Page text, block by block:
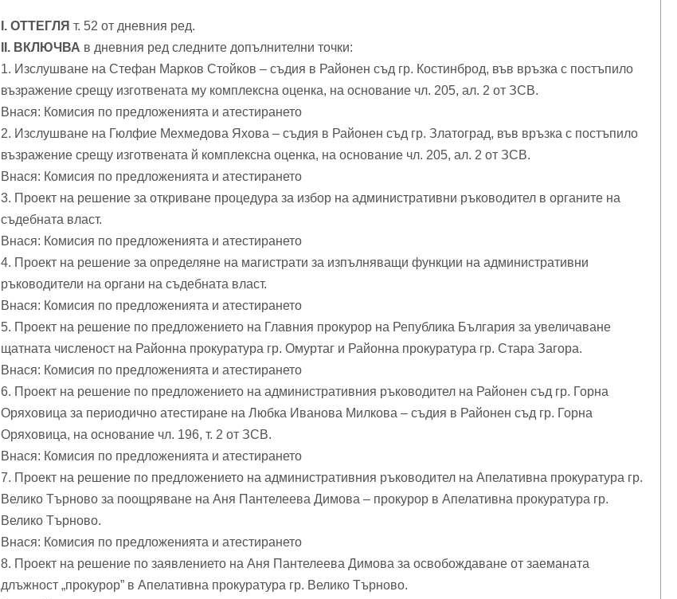
І. ОТТЕГЛЯт. 52 от дневния ред.
ІІ. ВКЛЮЧВА в дневния ред следните допълнителни точки:
1. Изслушване на Стефан Марков Стойков – съдия в Районен съд гр. Костинброд, във връзка с постъпило
възражение срещу изготвената му комплексна оценка, на основание чл. 205, ал. 2 от ЗСВ.
Внася: Комисия по предложенията и атестирането
2. Изслушване на Гюлфие Мехмедова Яхова – съдия в Районен съд гр. Златоград, във връзка с постъпило
възражение срещу изготвената й комплексна оценка, на основание чл. 205, ал. 2 от ЗСВ.
Внася: Комисия по предложенията и атестирането
3. Проект на решение за откриване процедура за избор на административни ръководител в органите на
съдебната власт.
Внася: Комисия по предложенията и атестирането
4. Проект на решение за определяне на магистрати за изпълняващи функции на административни
ръководители на органи на съдебната власт.
Внася: Комисия по предложенията и атестирането
5. Проект на решение по предложението на Главния прокурор на Република България за увеличаване
щатната численост на Районна прокуратура гр. Омуртаг и Районна прокуратура гр. Стара Загора.
Внася: Комисия по предложенията и атестирането
6. Проект на решение по предложението на административния ръководител на Районен съд гр. Горна
Оряховица за периодично атестиране на Любка Иванова Милкова – съдия в Районен съд гр. Горна
Оряховица, на основание чл. 196, т. 2 от ЗСВ.
Внася: Комисия по предложенията и атестирането
7. Проект на решение по предложението на административния ръководител на Апелативна прокуратура гр.
Велико Търново за поощряване на Аня Пантелеева Димова – прокурор в Апелативна прокуратура гр.
Велико Търново.
Внася: Комисия по предложенията и атестирането
8. Проект на решение по заявлението на Аня Пантелеева Димова за освобождаване от заеманата
длъжност „прокурор” в Апелативна прокуратура гр. Велико Търново.